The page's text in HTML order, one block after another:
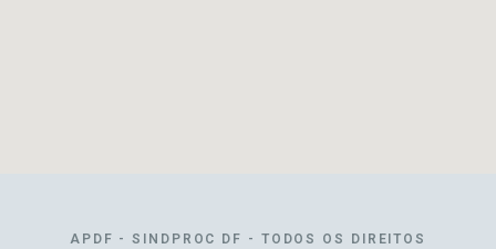
APDF - SINDPROC DF - TODOS OS DIREITOS